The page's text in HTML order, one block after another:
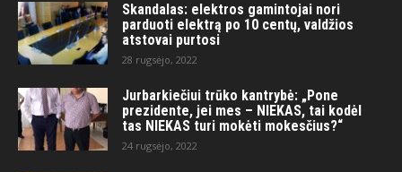
Skandalas: elektros gamintojai nori
parduoti elektrą po 10 centų, valdžios
atstovai purtosi
28 rugsėjo, 2022
Jurbarkiečiui trūko kantrybė: „Pone
prezidente, jei mes – NIEKAS, tai kodėl
tas NIEKAS turi mokėti mokesčius?“
24 rugsėjo, 2022